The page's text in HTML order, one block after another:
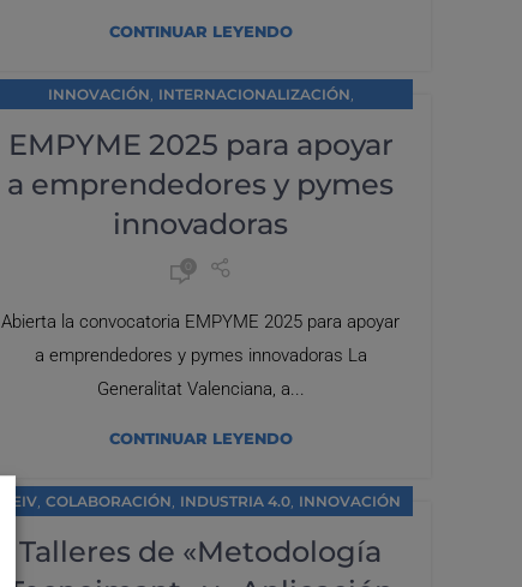
CONTINUAR LEYENDO
INNOVACIÓN, INTERNACIONALIZACIÓN,
EMPYME 2025 para apoyar
a emprendedores y pymes
innovadoras
Abierta la convocatoria EMPYME 2025 para apoyar
a emprendedores y pymes innovadoras La
Generalitat Valenciana, a...
CONTINUAR LEYENDO
CEIV, COLABORACIÓN, INDUSTRIA 4.0, INNOVACIÓN
Talleres de «Metodología